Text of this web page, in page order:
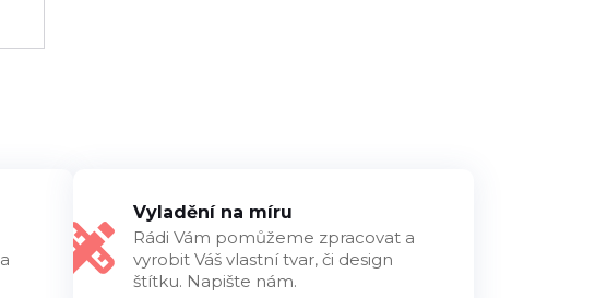
Vyladění na míru
Rádi Vám pomůžeme zpracovat a
vyrobit Váš vlastní tvar, či design
štítku. Napište nám.